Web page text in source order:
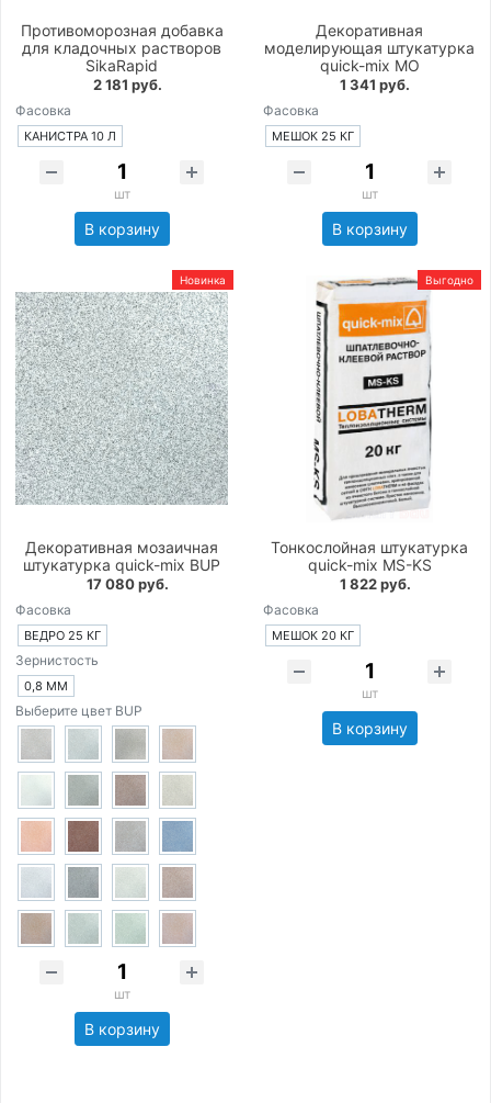
Противоморозная добавка
для кладочных растворов
SikaRapid
2 181 руб.
Фасовка
КАНИСТРА 10 Л
шт
В корзину
Декоративная
моделирующая штукатурка
quick-mix MO
1 341 руб.
Фасовка
МЕШОК 25 КГ
шт
В корзину
Новинка
Декоративная мозаичная
штукатурка quick-mix BUP
17 080 руб.
Фасовка
ВЕДРО 25 КГ
Зернистость
0,8 ММ
Выберите цвет BUP
шт
В корзину
Выгодно
Тонкослойная штукатурка
quick-mix MS-KS
1 822 руб.
Фасовка
МЕШОК 20 КГ
шт
В корзину